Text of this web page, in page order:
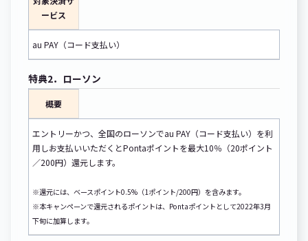
ービス
au PAY（コード支払い）
特典2．ローソン
概要
エントリーかつ、全国のローソンでau PAY（コード支払い）を利
用しお支払いいただくとPontaポイントを最大10％（20ポイント
／200円）還元します。
※還元には、ベースポイント0.5%（1ポイント/200円）を含みます。
※本キャンペーンで還元されるポイントは、Pontaポイントとして2022年3月
下旬に加算します。